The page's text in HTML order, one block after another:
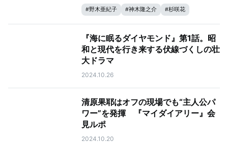
#野木亜紀子 #神木隆之介 #杉咲花
『海に眠るダイヤモンド』第1話。昭
和と現代を行き来する伏線づくしの壮
大ドラマ
2024.10.26
清原果耶はオフの現場でも“主人公パ
ワー”を発揮 『マイダイアリー』会
見ルポ
2024.10.20